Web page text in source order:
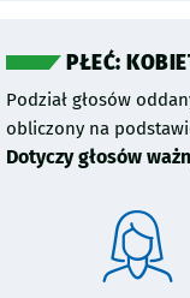
PŁEĆ:
Podział głosów
obliczony na
Dotyczy głosów